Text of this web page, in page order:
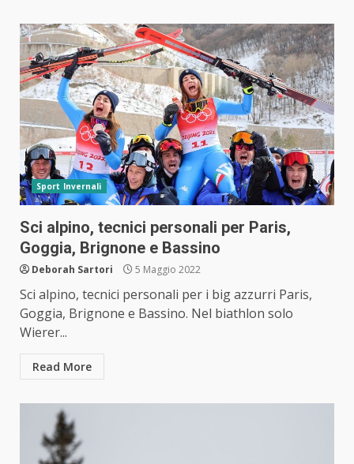
Sport Invernali
Sci alpino, tecnici personali per Paris,
Goggia, Brignone e Bassino
Deborah Sartori 5 Maggio 2022
Sci alpino, tecnici personali per i big azzurri Paris,
Goggia, Brignone e Bassino. Nel biathlon solo
Wierer...
Read More